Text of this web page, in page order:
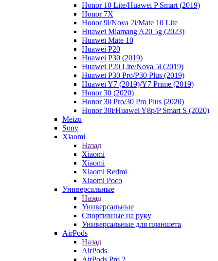
Honor 10 Lite/Huawei P Smart (2019)
Honor 7X
Honor 9i/Nova 2i/Mate 10 Lite
Huawei Miamang A20 5g (2023)
Huawei Mate 10
Huawei P20
Huawei P30 (2019)
Huawei P20 Lite/Nova 5i (2019)
Huawei P30 Pro/P30 Plus (2019)
Huawei Y7 (2019)/Y7 Prime (2019)
Honor 30 (2020)
Honor 30 Pro/30 Pro Plus (2020)
Honor 30i/Huawei Y8p/P Smart S (2020)
Meizu
Sony
Xiaomi
Назад
Xiaomi
Xiaomi
Xiaomi Redmi
Xiaomi Poco
Универсальные
Назад
Универсальные
Спортивные на руку
Универсальные для планшета
AirPods
Назад
AirPods
AirPods Pro 2